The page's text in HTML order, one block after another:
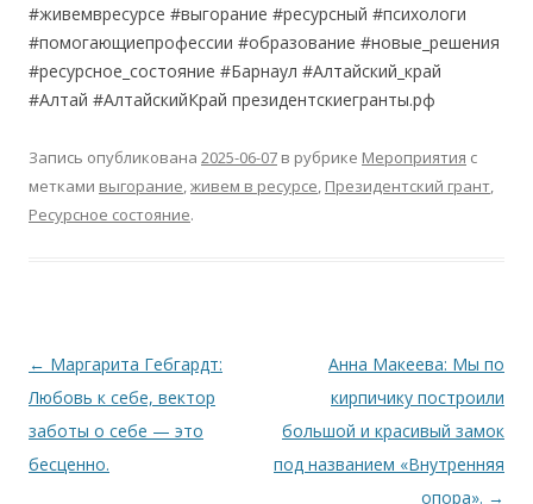
#живемвресурсе #выгорание #ресурсный #психологи
#помогающиепрофессии #образование #новые_решения
#ресурсное_состояние #Барнаул #Алтайский_край
#Алтай #АлтайскийКрай президентскиегранты.рф
Запись опубликована 2025-06-07 в рубрике Мероприятия с
метками выгорание,живем в ресурсе, Президентский грант,
Ресурсное состояние.
Навигация
по
записям
← Маргарита Гебгардт:
Любовь к себе, вектор
заботы о себе — это
бесценно.
Анна Макеева: Мы по
кирпичику построили
большой и красивый замок
под названием «Внутренняя
опора». →